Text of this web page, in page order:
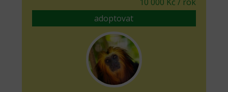
adoptovat